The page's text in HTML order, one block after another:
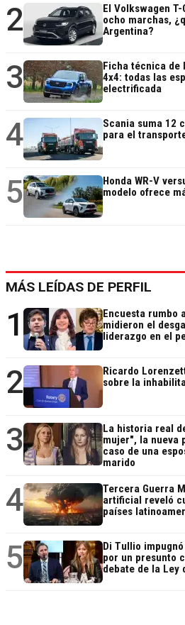
2
El Volkswagen
ocho marchas,
Argentina?
3
Ficha técnica de
4x4: todas las
electrificada
4
Scania suma 12
para el
5
Honda WR-V
modelo ofrece
MÁS LEÍDAS DE PERFIL
1
Encuesta rumbo
midieron el
liderazgo en el
2
Ricardo
sobre la
3
La historia real
mujer", la nueva
caso de una
marido
4
Tercera Guerra
artificial reveló
países
5
Di Tullio
por un presunto
debate de la Ley